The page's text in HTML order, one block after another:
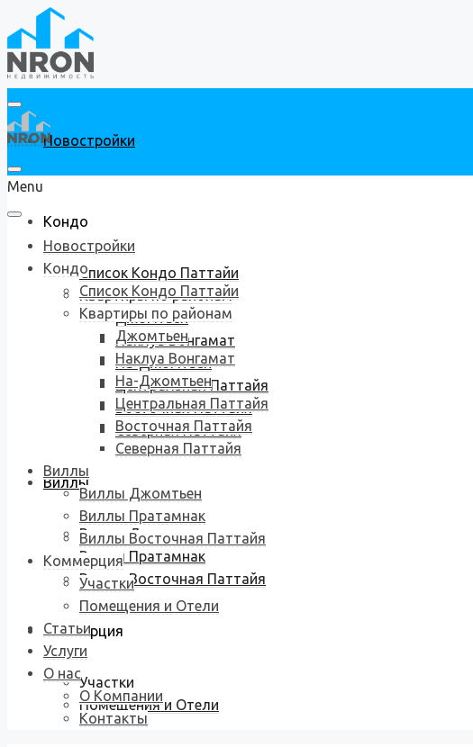
Новостройки
Кондо
Список Кондо Паттайи
Квартиры по районам
Джомтьен
Наклуа Вонгамат
На-Джомтьен
Центральная Паттайя
Восточная Паттайя
Северная Паттайя
Виллы
Виллы Джомтьен
Виллы Пратамнак
Виллы Восточная Паттайя
Коммерция
Участки
Помещения и Отели
Menu
Новостройки
Кондо
Список Кондо Паттайи
Квартиры по районам
Джомтьен
Наклуа Вонгамат
На-Джомтьен
Центральная Паттайя
Восточная Паттайя
Северная Паттайя
Виллы
Виллы Джомтьен
Виллы Пратамнак
Виллы Восточная Паттайя
Коммерция
Участки
Помещения и Отели
Статьи
Услуги
О нас
О Компании
Контакты